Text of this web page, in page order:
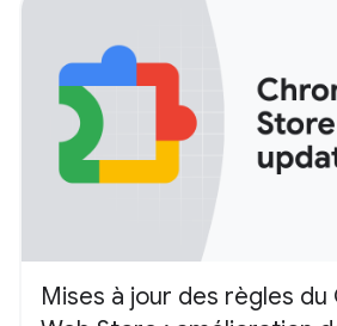
Mises à jour des règles du